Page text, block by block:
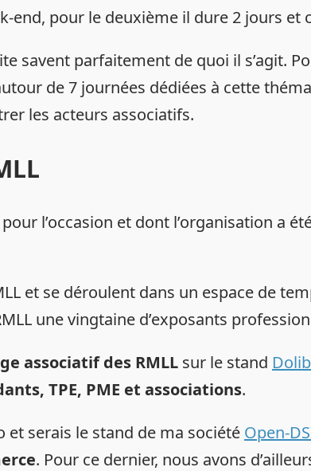
end, pour le deuxième il dure 2 jours
savent parfaitement de quoi il s’agit.
de 7 journées dédiées à cette
les acteurs associatifs.
l’occasion et dont l’organisation a
et se déroulent dans un espace de
une vingtaine d’exposants
associatif des RMLL sur le stand
TPE, PME et associations.
serais le stand de ma société Open-
. Pour ce dernier, nous avons